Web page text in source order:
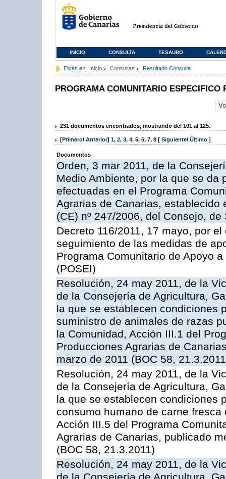
INICIO CONSULTA TESAURO
Estás en: Inicio Consultas Resultado Consulta
PROGRAMA COMUNITARIO ESPECIFICO
231 documentos encontrados, mostrando del 101 al 125.
[Primero/ Anterior] 1, 2, 3, 4, 5, 6, 7, 8 [ Siguiente/ Último ]
Documentos
Orden, 3 mar 2011, de la
Medio Ambiente, por la que se da
efectuadas en el Programa
Agrarias de Canarias,
(CE) nº 247/2006, del Consejo,
Decreto 116/2011, 17 mayo, por
seguimiento de las medidas de
Programa Comunitario de Apoyo
(POSEI)
Resolución, 24 may 2011, de la
de la Consejería de Agricultura,
la que se establecen condiciones
suministro de animales de razas
la Comunidad, Acción III.1 del
Producciones Agrarias de
marzo de 2011 (BOC 58,
Resolución, 24 may 2011, de la
de la Consejería de Agricultura,
la que se establecen condiciones
consumo humano de carne
Acción III.5 del Programa
Agrarias de Canarias, publicado
(BOC 58, 21.3.2011)
Resolución, 24 may 2011, de la